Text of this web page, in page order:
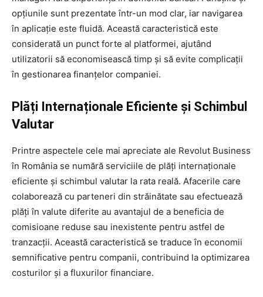
opțiunile sunt prezentate într-un mod clar, iar navigarea
în aplicație este fluidă. Această caracteristică este
considerată un punct forte al platformei, ajutând
utilizatorii să economisească timp și să evite complicații
în gestionarea finanțelor companiei.
Plăți Internaționale Eficiente și Schimbul
Valutar
Printre aspectele cele mai apreciate ale Revolut Business
în România se numără serviciile de plăți internaționale
eficiente și schimbul valutar la rata reală. Afacerile care
colaborează cu parteneri din străinătate sau efectuează
plăți în valute diferite au avantajul de a beneficia de
comisioane reduse sau inexistente pentru astfel de
tranzacții. Această caracteristică se traduce în economii
semnificative pentru companii, contribuind la optimizarea
costurilor și a fluxurilor financiare.